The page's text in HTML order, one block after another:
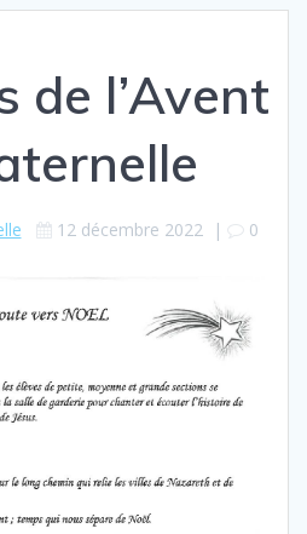
de l’Avent
12 décembre 2022| 0